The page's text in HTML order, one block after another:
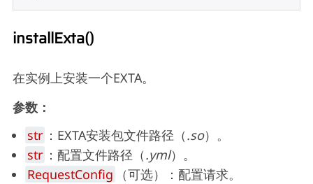
installExta()
在实例上安装一个EXTA。
参数：
str ：EXTA安装包文件路径（.so）。
str ：配置文件路径（.yml）。
RequestConfig
（可选）：配置请求。